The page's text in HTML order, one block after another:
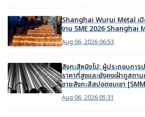
Shanghai Wurui Metal เปิ
งาน SME 2026 Shanghai
Aug 06, 2026 06:53
สังกะสีหนิงโป: ผู้ประกอบการ
ราคาที่สูงและยังคงเฝ้าดูสถ
ขายสังกะสีสปอตซบเซา
Aug 06, 2026 05:31